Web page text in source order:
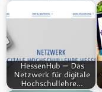
HessenHub — Das
Netzwerk für digitale
Hochschullehre…